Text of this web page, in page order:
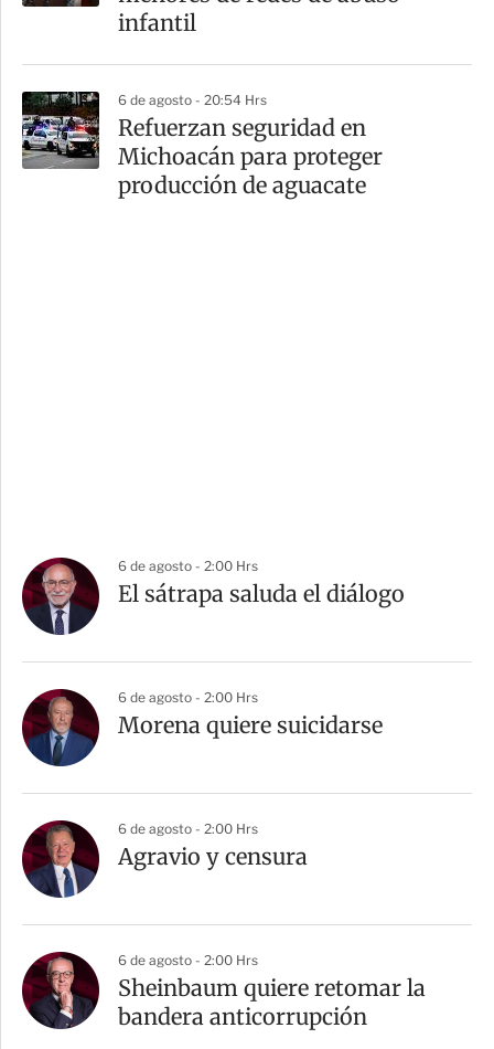
infantil
6 de agosto - 20:54 Hrs
Refuerzan seguridad en
Michoacán para proteger
producción de aguacate
6 de agosto - 2:00 Hrs
El sátrapa saluda el diálogo
6 de agosto - 2:00 Hrs
Morena quiere suicidarse
6 de agosto - 2:00 Hrs
Agravio y censura
6 de agosto - 2:00 Hrs
Sheinbaum quiere retomar la
bandera anticorrupción